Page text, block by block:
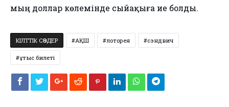
мың доллар көлемінде сыйақыға ие болды.
КІЛТТІК СӨЗДЕР АҚШ лоторея сэндвич
ұтыс билеті